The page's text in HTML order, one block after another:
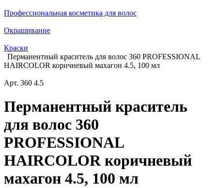
Профессиональная косметика для волос
Окрашивание
Краски
Перманентный краситель для волос 360 PROFESSIONAL
HAIRCOLOR коричневый махагон 4.5, 100 мл
Арт. 360 4.5
Перманентный краситель
для волос 360
PROFESSIONAL
HAIRCOLOR коричневый
махагон 4.5, 100 мл